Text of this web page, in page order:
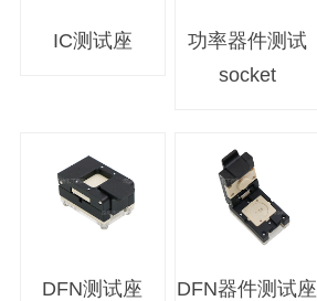
IC测试座
功率器件测试
socket
DFN测试座 DFN器件测试座